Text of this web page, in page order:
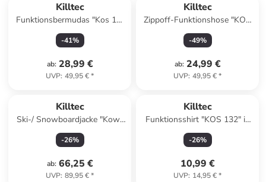
Killtec
Funktionsbermudas "Kos 19"
in Bordeaux
-41%
ab: 28,99 €
UVP: 49,95 €*
Killtec
Zippoff-Funktionshose "KOS
112" in Khaki
-49%
ab: 24,99 €
UVP: 49,95 €*
Killtec
Ski-/ Snowboardjacke "Kow"
in Pink/ Hellbraun/
Dunkelblau
-26%
ab: 66,25 €
UVP: 89,95 €*
Killtec
Funktionsshirt "KOS 132" in
Grün
-26%
10,99 €
UVP: 14,95 €*